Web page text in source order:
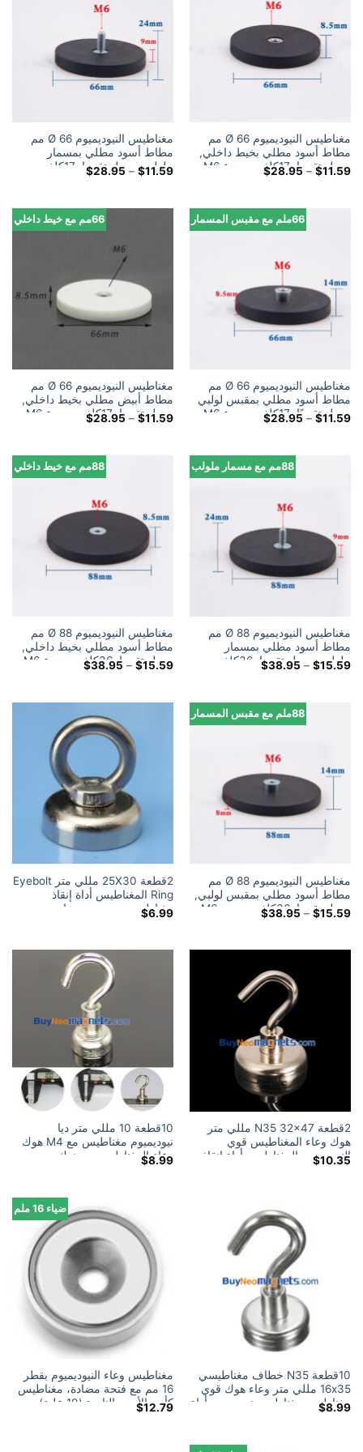
مغناطيس النيوديميوم Ø 66 مم
مطاط أسود مطلي بخيط داخلي,
يحمل تقريبا. 17كلغ, موضوع M6
$11.59
–
$28.95 النطاق
$28.95
مغناطيس النيوديميوم Ø 66 مم
مطاط أسود مطلي بمسمار
ملولب, يحمل تقريبا. 17كلغ,
موضوع M6
$11.59
–
$28.95 النطاق
$28.95
66ملم مع مقبس المسمار
مغناطيس النيوديميوم Ø 66 مم
مطاط أسود مطلي بمقبس لولبي
يحمل تقريبًا. 17كلغ, موضوع M6
$11.59
–
$28.95 النطاق
$28.95
66مم مع خيط داخلي
مغناطيس النيوديميوم Ø 66 مم
مطاط أبيض مطلي بخيط داخلي,
يحمل تقريبا. 17كلغ, موضوع M6
$11.59
–
$28.95 النطاق
$28.95
88مم مع مسمار ملولب
مغناطيس النيوديميوم Ø 88 مم
مطاط أسود مطلي بمسمار
ملولب, يحمل تقريبا. 36كلغ,
موضوع M6
$15.59
–
$38.95 النطاق
$38.95
88مم مع خيط داخلي
مغناطيس النيوديميوم Ø 88 مم
مطاط أسود مطلي بخيط داخلي,
يحمل تقريبا. 36كلغ, موضوع M6
$15.59
–
$38.95 النطاق
$38.95
88ملم مع مقبس المسمار
مغناطيس النيوديميوم Ø 88 مم
مطاط أسود مطلي بمقبس لولبي,
يحمل تقريبا. 36كلغ, موضوع M6
$15.59
–
$38.95 النطاق
2قطعة 25X30 مللي متر Eyebolt
Ring المغناطيس أداة إنقاذ
مغناطيس نيوديميوم وعاء
مغناطيس مع العيينة
$6.99
2قطعة N35 32x47 مللي متر
هوك وعاء المغناطيس قوي
النيوديميوم المغناطيس أداة إنقاذ
مغناطيس النيوديميوم لقط
$10.35
10قطعة 10 مللي متر ديا
نيوديميوم مغناطيس مع M4 هوك
وعاء المغناطيس مع هوك
$8.99
10قطعة N35 خطاف مغناطيسي
16x35 مللي متر وعاء هوك قوي
مغناطيس مغناطيس نيوديميوم أداة
$8.99
ضياء 16 ملم
مغناطيس وعاء النيوديميوم بقطر
16 مم مع فتحة مضادة، مغناطيس
كأس الأرض النادرة (10 علية)
$12.79